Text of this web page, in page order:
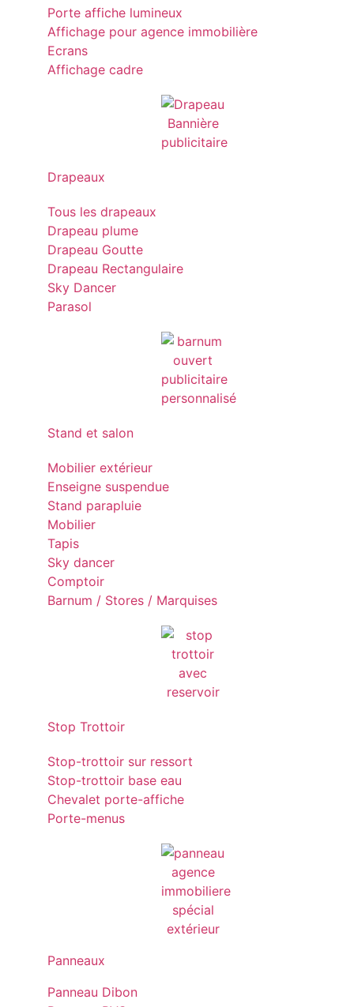
Porte affiche lumineux
Affichage pour agence immobilière
Ecrans
Affichage cadre
Drapeaux
Tous les drapeaux
Drapeau plume
Drapeau Goutte
Drapeau Rectangulaire
Sky Dancer
Parasol
Stand et salon
Mobilier extérieur
Enseigne suspendue
Stand parapluie
Mobilier
Tapis
Sky dancer
Comptoir
Barnum / Stores / Marquises
Stop Trottoir
Stop-trottoir sur ressort
Stop-trottoir base eau
Chevalet porte-affiche
Porte-menus
Panneaux
Panneau Dibon